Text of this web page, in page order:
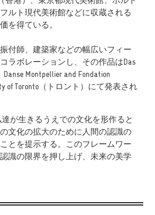
ルト現代美術館などに収蔵される
を得ている。
付師、建築家などの幅広いフィー
ラボレーションし、その作品はDas
Montpellier and Fondation
of Toronto（トロント）にて発表され
が生きるうえでの文化を形作ると
文化の拡大のために人間の認識の
とを提示する。このフレームワー
識の限界を押し上げ、未来の美学